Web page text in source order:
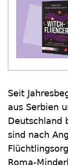
Seit
aus Serbien
Deutschland
sind nach
Roma-